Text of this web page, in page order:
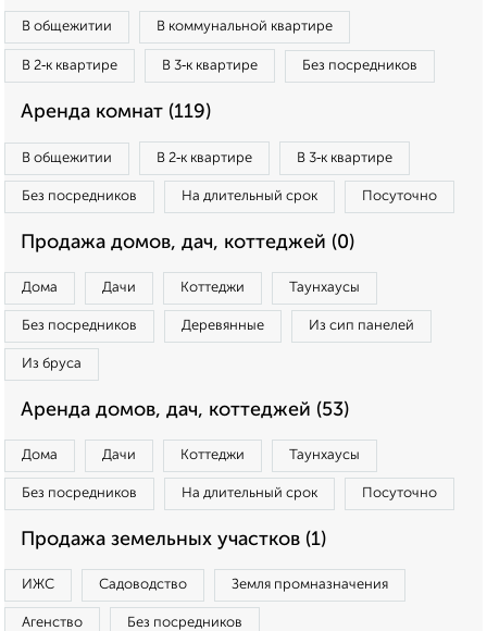
В общежитии В коммунальной квартире
В 2‑к квартире В 3‑к квартире Без посредников
Аренда комнат (119)
В общежитии В 2‑к квартире В 3‑к квартире
Без посредников На длительный срок Посуточно
Продажа домов, дач, коттеджей (0)
Дома Дачи Коттеджи Таунхаусы
Без посредников Деревянные Из сип панелей
Из бруса
Аренда домов, дач, коттеджей (53)
Дома Дачи Коттеджи Таунхаусы
Без посредников На длительный срок Посуточно
Продажа земельных участков (1)
ИЖС Садоводство Земля промназначения
Агенство Без посредников